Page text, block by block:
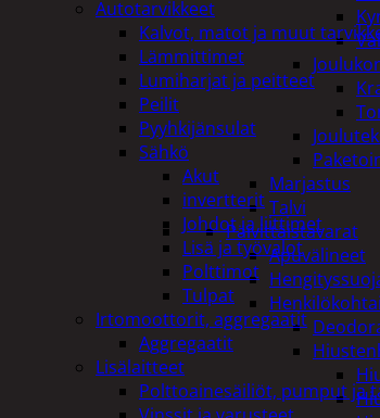
Marjastus
Talvi
Päivittäistavarat
Apuvälineet
Autotarvikkeet
Kalvot, matot ja muut
Lämmittimet
Lumiharjat ja peitteet
Peilit
Pyyhkijänsulat
Sähkö
Akut
invertterit
Johdot ja liittimet
Lisä ja työvalot
Polttimot
Tulpat
Irtomoottorit, aggregaatit
Aggregaatit
Lisälaitteet
Polttoainesäiliöt, pumput ja